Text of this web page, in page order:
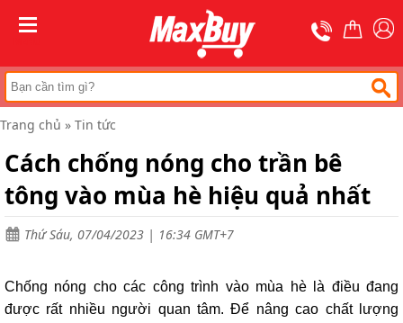
Trang
chủ
Thang
chữ
A
nhôm
rút
Thang
nhôm
cách
điện
Thang
nhôm
ghế
Trang chủ » Tin tức
Cách chống nóng cho trần bê
tông vào mùa hè hiệu quả nhất
Thứ Sáu, 07/04/2023 | 16:34 GMT+7
Chống nóng cho các công trình vào mùa hè là điều đang
được rất nhiều người quan tâm. Để nâng cao chất lượng